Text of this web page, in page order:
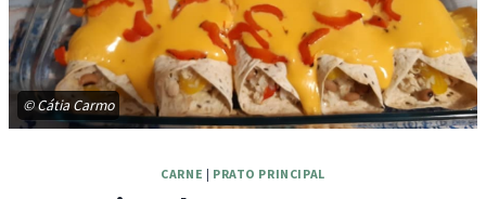
© Cátia Carmo
CARNE | PRATO PRINCIPAL